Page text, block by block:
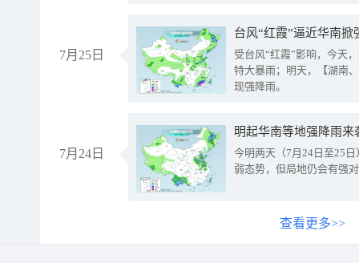
7月25日
台风“红霞”逼近华南
受台风“红霞”影响，今天
特大暴雨；明天，【湖南
现强降雨。
7月24日
明起华南等地强降雨
今明两天（7月24日至25
弱态势，但局地仍会有强
查看更多>>